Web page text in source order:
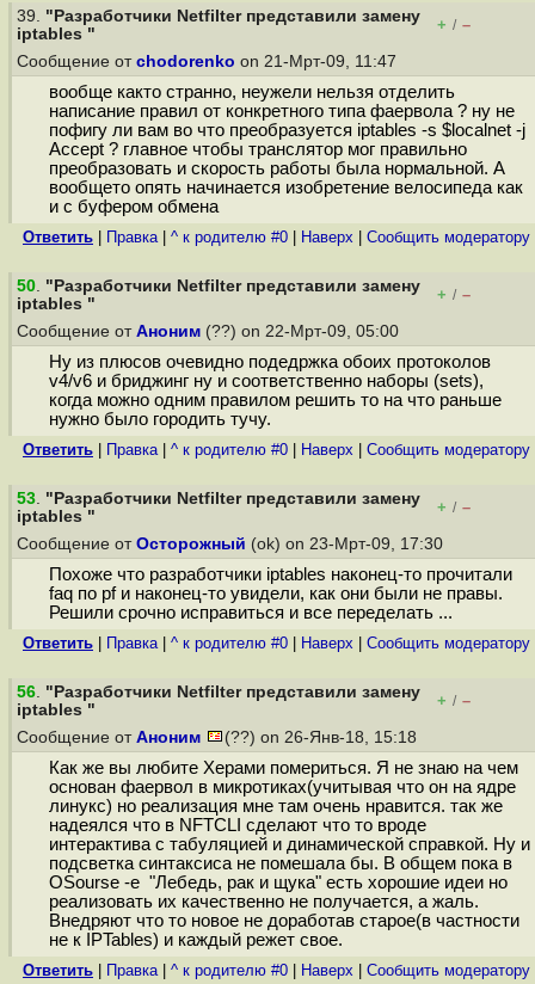
39. "Разработчики Netfilter представили замену
iptables "
+ / –
Сообщение от chodorenko on 21-Мрт-09, 11:47
вообще както странно, неужели нельзя отделить
написание правил от конкретного типа фаервола ? ну не
пофигу ли вам во что преобразуется iptables -s $localnet -j
Accept ? главное чтобы транслятор мог правильно
преобразовать и скорость работы была нормальной. A
вообщето опять начинается изобретение велосипеда как
и с буфером обмена
Ответить Правка| ^ к родителю #0 Наверх Cообщить модератору
50. "Разработчики Netfilter представили замену
iptables "
+ / –
Сообщение от Аноним (??) on 22-Мрт-09, 05:00
Ну из плюсов очевидно подедржка обоих протоколов
v4/v6 и бриджинг ну и соответственно наборы (sets),
когда можно одним правилом решить то на что раньше
нужно было городить тучу.
Ответить Правка| ^ к родителю #0 Наверх Cообщить модератору
53. "Разработчики Netfilter представили замену
iptables "
+ / –
Сообщение от Осторожный (ok) on 23-Мрт-09, 17:30
Похоже что разработчики iptables наконец-то прочитали
faq по pf и наконец-то увидели, как они были не правы.
Решили срочно исправиться и все переделать ...
Ответить Правка| ^ к родителю #0 Наверх Cообщить модератору
56. "Разработчики Netfilter представили замену
iptables "
+ / –
Сообщение от Аноним (??) on 26-Янв-18, 15:18
Как же вы любите Херами помериться. Я не знаю на чем
основан фаервол в микротиках(учитывая что он на ядре
линукс) но реализация мне там очень нравится. так же
надеялся что в NFTCLI сделают что то вроде
интерактива с табуляцией и динамической справкой. Ну и
подсветка синтаксиса не помешала бы. В общем пока в
OSourse -е "Лебедь, рак и щука" есть хорошие идеи но
реализовать их качественно не получается, а жаль.
Внедряют что то новое не доработав старое(в частности
не к IPTables) и каждый режет свое.
Ответить Правка| ^ к родителю #0 Наверх Cообщить модератору